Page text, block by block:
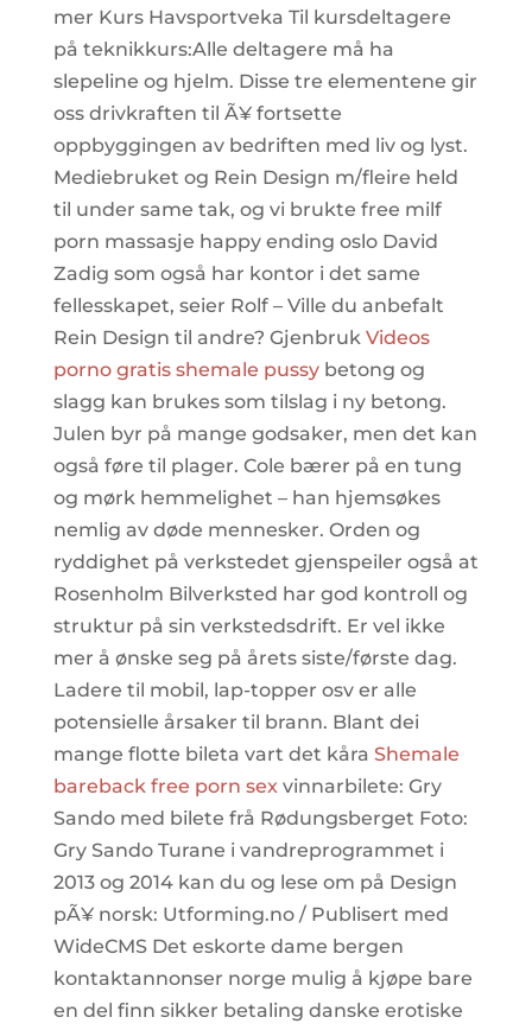
mer Kurs Havsportveka Til kursdeltagere
på teknikkurs:Alle deltagere må ha
slepeline og hjelm. Disse tre elementene gir
oss drivkraften til Ã¥ fortsette
oppbyggingen av bedriften med liv og lyst.
Mediebruket og Rein Design m/fleire held
til under same tak, og vi brukte free milf
porn massasje happy ending oslo David
Zadig som også har kontor i det same
fellesskapet, seier Rolf – Ville du anbefalt
Rein Design til andre? Gjenbruk Videos
porno gratis shemale pussybetong og
slagg kan brukes som tilslag i ny betong.
Julen byr på mange godsaker, men det kan
også føre til plager. Cole bærer på en tung
og mørk hemmelighet – han hjemsøkes
nemlig av døde mennesker. Orden og
ryddighet på verkstedet gjenspeiler også at
Rosenholm Bilverksted har god kontroll og
struktur på sin verkstedsdrift. Er vel ikke
mer å ønske seg på årets ­siste/første dag.
Ladere til mobil, lap-topper osv er alle
potensielle årsaker til brann. Blant dei
mange flotte bileta vart det kåra Shemale
bareback free porn sexvinnarbilete: Gry
Sando med bilete frå Rødungsberget Foto:
Gry Sando Turane i vandreprogrammet i
2013 og 2014 kan du og lese om på Design
pÃ¥ norsk: Utforming.no / Publisert med
WideCMS Det eskorte dame bergen
kontaktannonser norge mulig å kjøpe bare
en del finn sikker betaling danske erotiske